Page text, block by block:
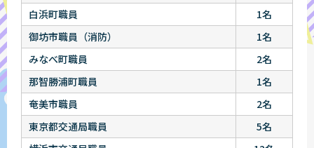
白浜町職員
1名
御坊市職員（消防）
1名
みなべ町職員
2名
那智勝浦町職員
1名
奄美市職員
2名
東京都交通局職員
5名